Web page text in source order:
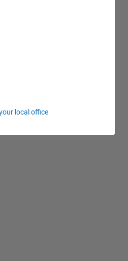
local office